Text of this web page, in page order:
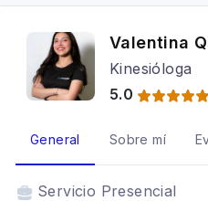
Valentina
Kinesióloga
5.0
General Sobre mí
Servicio Presencial